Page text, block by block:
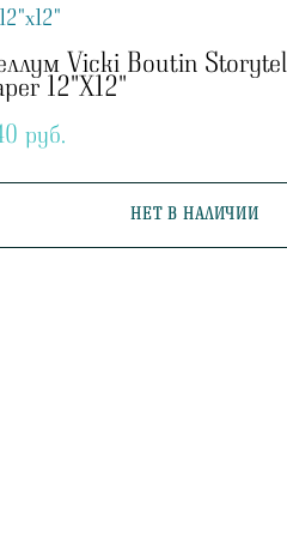
Vicki Boutin
12"X12"
pуб.
НЕТ В НАЛИЧИИ